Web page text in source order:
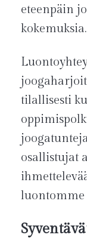
eteenpäin
kokemuksia.
tilallisesti
osallistujat
luontomme